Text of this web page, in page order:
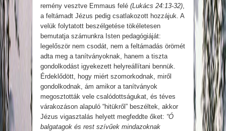
remény vesztve Emmaus felé (Lukács 24:13-32)
a feltámadt Jézus pedig csatlakozott hozzájuk. A
velük folytatott beszélgetése tökéletesen
bemutatja számunkra Isten pedagógiáját:
legelőször nem csodát, nem a feltámadás örömét
adta meg a tanítványoknak, hanem a tiszta
gondolkodást igyekezett helyreállítani bennük.
Érdeklődött, hogy miért szomorkodnak, miről
gondolkodnak, ám amikor a tanítványok
megosztották vele csalódottságukat, és téves
várakozáson alapuló “hitükről” beszéltek, akkor
Jézus vigasztalás helyett megfeddte őket: “Ó
balgatagok és rest szívűek mindazoknak